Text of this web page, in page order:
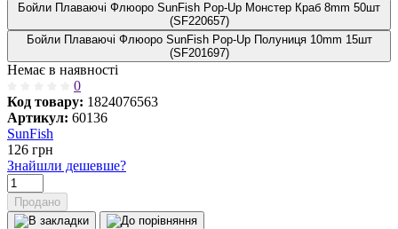
Бойли Плаваючі Флюоро SunFish Pop-Up Монстер Краб 8mm 50шт
(SF220657)
Бойли Плаваючі Флюоро SunFish Pop-Up Полуниця 10mm 15шт
(SF201697)
Немає в наявності
0
Код товару: 1824076563
Артикул: 60136
SunFish
126 грн
Знайшли дешевше?
Продано